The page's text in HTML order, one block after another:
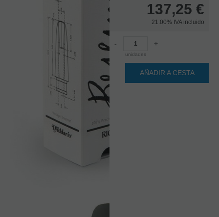
137,25 €
21.00% IVA incluido
-
unidades
+
AÑADIR A CESTA